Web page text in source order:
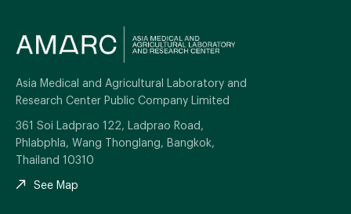
Asia Medical and Agricultural Laboratory and
Research Center Public Company Limited
361 Soi Ladprao 122, Ladprao Road,
Phlabphla, Wang Thonglang, Bangkok,
Thailand 10310
See Map